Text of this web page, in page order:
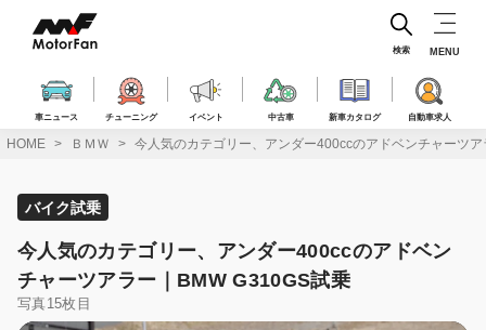
ス
車ニュース チューニング イベント 中古車 新車カタログ 自動車求人
検索 MENU
HOME ＢＭＷ 今人気のカテゴリー、アンダー400ccのアドベンチャーツ
バイク試乗
今人気のカテゴリー、アンダー400ccのアドベン
チャーツアラー｜BMW G310GS試乗
写真15枚目